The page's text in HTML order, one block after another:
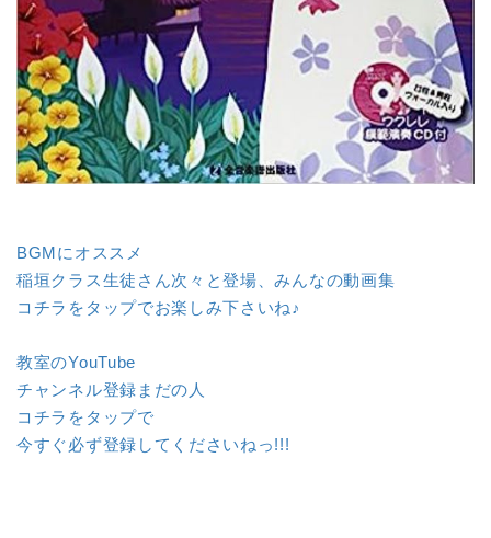
BGMにオススメ
稲垣クラス生徒さん次々と登場、みんなの動画集
コチラをタップでお楽しみ下さいね♪
教室のYouTube
チャンネル登録まだの人
コチラをタップで
今すぐ必ず登録してくださいねっ!!!